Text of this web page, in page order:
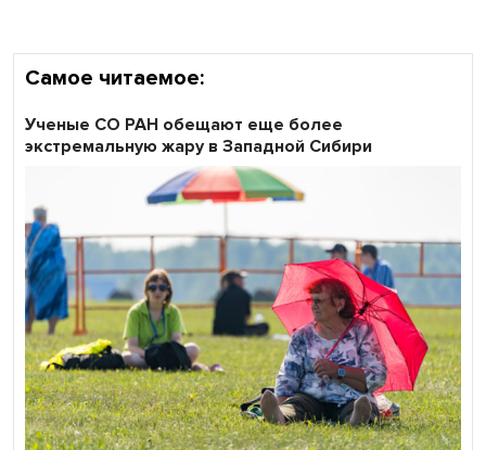
Самое читаемое:
Ученые СО РАН обещают еще более
экстремальную жару в Западной Сибири